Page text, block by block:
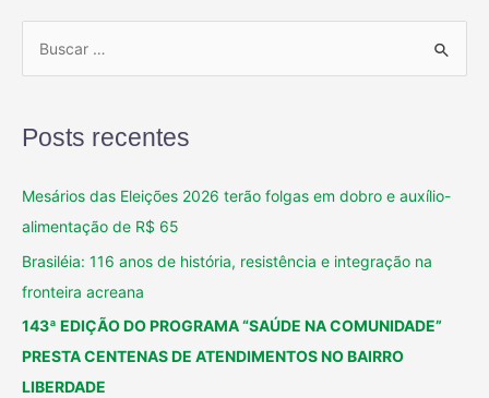
Posts recentes
Mesários das Eleições 2026 terão folgas em dobro e auxílio-
alimentação de R$ 65
Brasiléia: 116 anos de história, resistência e integração na
fronteira acreana
143ª EDIÇÃO DO PROGRAMA “SAÚDE NA COMUNIDADE”
PRESTA CENTENAS DE ATENDIMENTOS NO BAIRRO
LIBERDADE